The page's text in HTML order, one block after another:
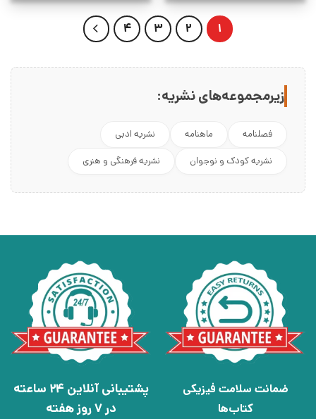
1
2
3
4
زیرمجموعه‌های نشریه:
فصلنامه ماهنامه
نشریه ادبی
نشریه کودک و نوجوان
نشریه فرهنگی و هنری
ضمانت سلامت فیزیکی
کتاب‌ها
پشتیبانی آنلاین 24 ساعته
در 7 روز هفته